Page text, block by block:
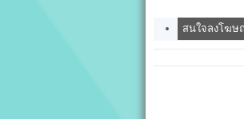
สนใจลงโฆ